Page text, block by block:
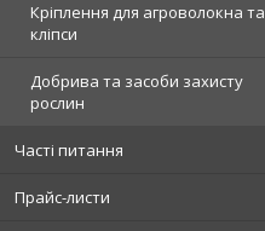
Кріплення для агроволокна та
кліпси
Добрива та засоби захисту
рослин
Часті питання
Прайс-листи